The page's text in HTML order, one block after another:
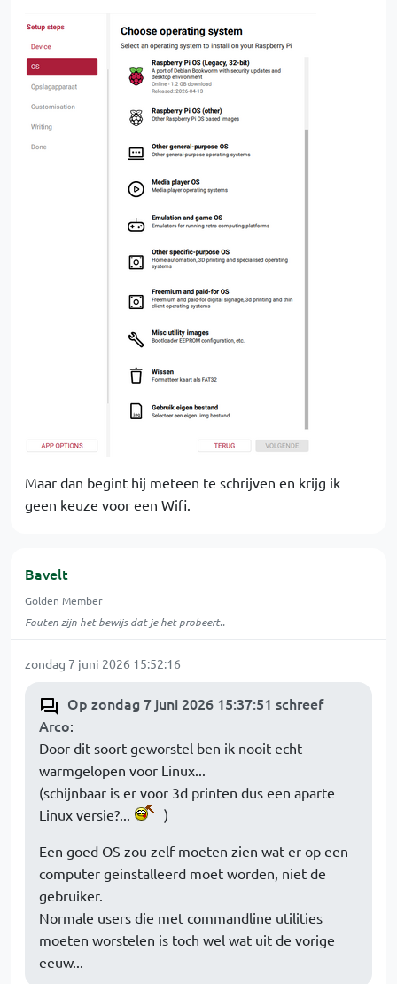
Maar dan begint hij meteen te schrijven en krijg ik
geen keuze voor een Wifi.
Bavelt
Golden Member
Fouten zijn het bewijs dat je het probeert..
zondag 7 juni 2026 15:52:16
Op zondag 7 juni 2026 15:37:51 schreef
Arco:
Door dit soort geworstel ben ik nooit echt
warmgelopen voor Linux...
(schijnbaar is er voor 3d printen dus een aparte
Linux versie?...
)
Een goed OS zou zelf moeten zien wat er op een
computer geinstalleerd moet worden, niet de
gebruiker.
Normale users die met commandline utilities
moeten worstelen is toch wel wat uit de vorige
eeuw...